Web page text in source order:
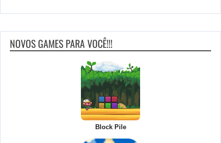
NOVOS GAMES PARA VOCÊ!!!
Block Pile